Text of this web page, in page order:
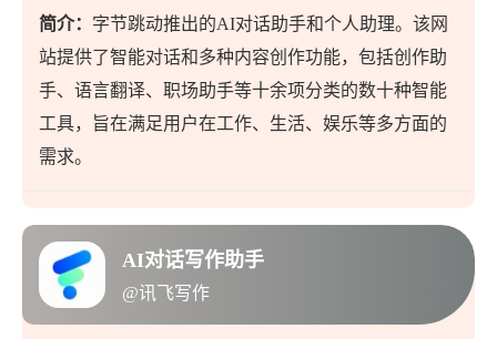
简介： 字节跳动推出的AI对话助手和个人助理。该网
站提供了智能对话和多种内容创作功能，包括创作助
手、语言翻译、职场助手等十余项分类的数十种智能
工具，旨在满足用户在工作、生活、娱乐等多方面的
需求。
AI对话写作助手
@讯飞写作